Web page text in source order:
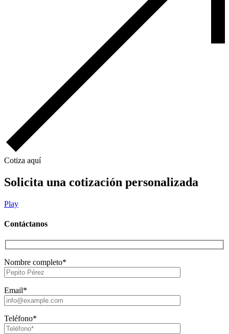
Cotiza aquí
Solicita una cotización personalizada
Play
Contáctanos
Nombre completo*
Email*
Teléfono*